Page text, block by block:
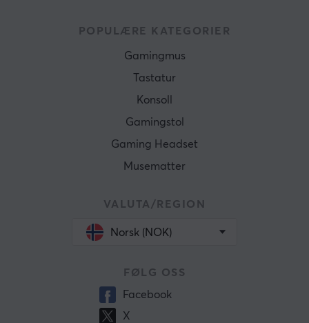
POPULÆRE KATEGORIER
Gamingmus
Tastatur
Konsoll
Gamingstol
Gaming Headset
Musematter
VALUTA/REGION
Norsk (NOK)
FØLG OSS
Facebook
X